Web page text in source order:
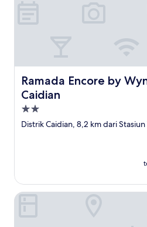
Ramada Encore by
Caidian
Ramada Encore by
Properti
bintang
Distrik Caidian, 8,2 km dari
Ramada BY Wyndham Wuhan